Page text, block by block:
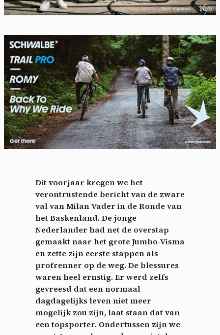
Dit voorjaar kregen we het
verontrustende bericht van de zware
val van Milan Vader in de Ronde van
het Baskenland. De jonge
Nederlander had net de overstap
gemaakt naar het grote Jumbo-Visma
en zette zijn eerste stappen als
profrenner op de weg. De blessures
waren heel ernstig. Er werd zelfs
gevreesd dat een normaal
dagdagelijks leven niet meer
mogelijk zou zijn, laat staan dat van
een topsporter. Ondertussen zijn we